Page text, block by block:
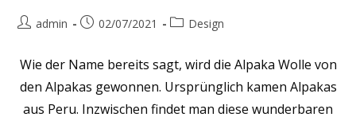
Beitrags-
admin
Beitrag02/07/2021
Beitrags-
Design
Wie der Name bereits sagt, wird die Alpaka Wolle von
den Alpakas gewonnen. Ursprünglich kamen Alpakas
aus Peru. Inzwischen findet man diese wunderbaren